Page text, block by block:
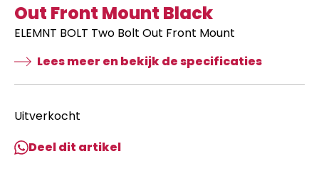
Out Front Mount Black
ELEMNT BOLT Two Bolt Out Front Mount
Lees meer en bekijk de specificaties
Uitverkocht
Deel dit artikel